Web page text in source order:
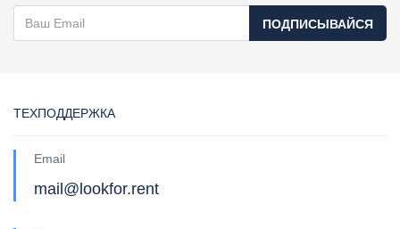
ПОДПИСЫВАЙСЯ
ТЕХПОДДЕРЖКА
Email
mail@lookfor.rent